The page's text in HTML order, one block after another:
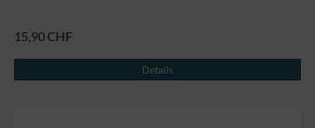
15,90 CHF
Details